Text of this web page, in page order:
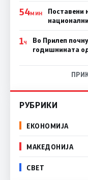
54МИН
Поставени
1Ч
Во Прилеп
годишнината
РУБРИКИ
ЕКОНОМИЈА
МАКЕДОНИЈА
СВЕТ